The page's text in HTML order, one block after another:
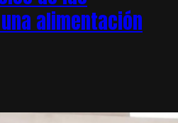
alimentación